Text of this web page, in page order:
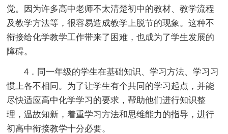
觉。因为许多高中老师不太清楚初中的教材、教学流程
及教学方法等，很容易造成教学上脱节的现象。这种不
衔接给化学教学工作带来了困难，也成为了学生发展的
障碍。
4．同一年级的学生在基础知识、学习方法、学习习
惯上各不相同。为了让学生有个共同的学习起点，并能
尽快适应高中化学学习的要求，帮助他们进行知识整
理，温故知新，着重学习方法和思维能力的指导，进行
初高中衔接教学十分必要。